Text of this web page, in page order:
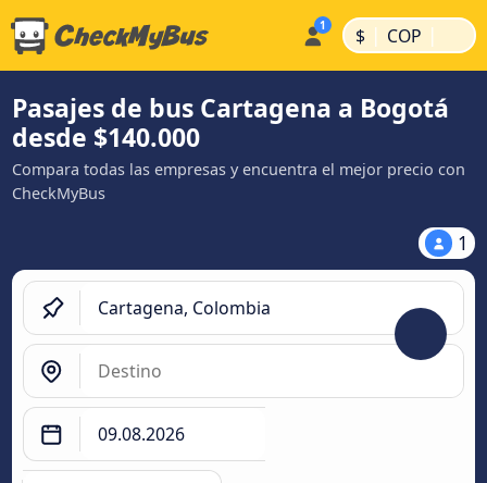
$ | COP |
Pasajes de bus Cartagena a Bogotá
desde $140.000
Compara todas las empresas y encuentra el mejor precio con
CheckMyBus
1